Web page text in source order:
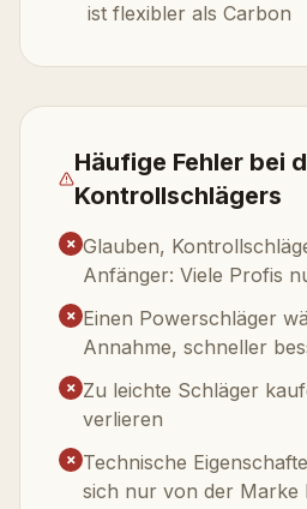
ist flexibler als Carbon
Häufige Fehler bei
Kontrollschlägers
✗ Glauben,
Anfänger: Viele Profis
✗ Einen Powerschläger
Annahme, schneller
✗ Zu leichte Schläger
verlieren
✗ Technische
sich nur von der Marke